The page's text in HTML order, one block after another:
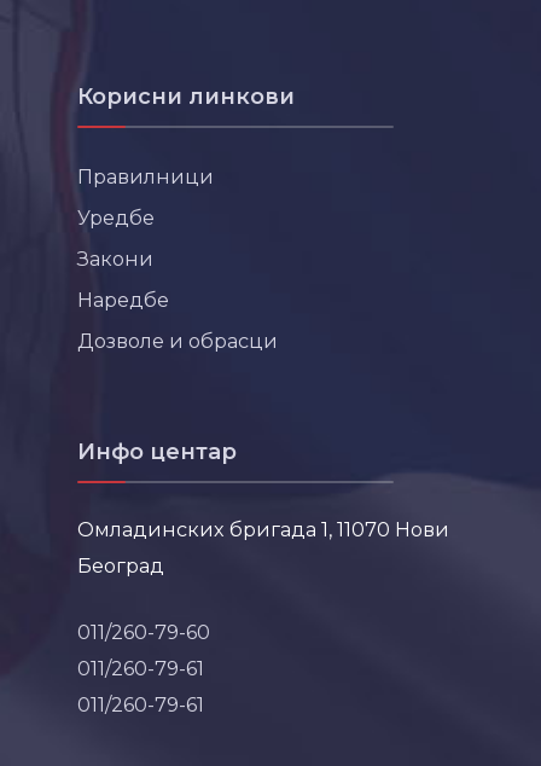
Корисни линкови
Правилници
Уредбе
Закони
Наредбе
Дозволе и обрасци
Инфо центар
Омладинских бригада 1, 11070 Нови
Београд
011/260-79-60
011/260-79-61
011/260-79-61